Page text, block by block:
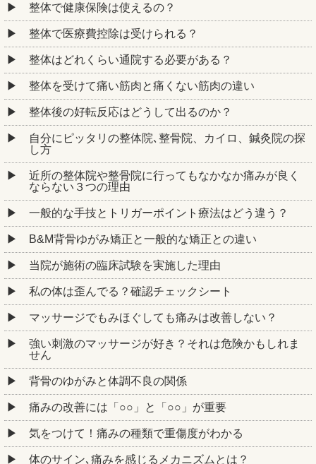
整体で健康保険は使えるの？
整体で医療費控除は受けられる？
整体はどれくらい通院する必要がある？
整体を受けて痛い筋肉と痛くない筋肉の違い
整体後の好転反応はどうして出るのか？
自分にピッタリの整体院､整骨院、カイロ、鍼灸院の探
し方
近所の整体院や整骨院に行ってもなかなか痛みが良く
ならない３つの理由
一般的な手技とトリガーポイント療法はどう違う？
B&M背骨ゆがみ矯正と一般的な矯正との違い
当院が施術の臨床試験を実施した理由
私の体は歪んでる？確認チェックシート
マッサージでもみほぐしても痛みは改善しない？
強い刺激のマッサージが好き？それは危険かもしれま
せん
背骨のゆがみと体調不良の関係
痛みの改善には「○○」と「○○」が重要
気をつけて！痛みの種類で重傷度がわかる
体のサイン､痛みを感じるメカニズムとは？